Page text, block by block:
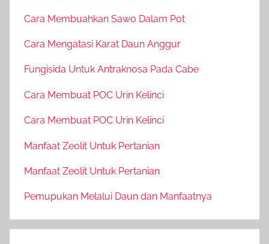
Cara Membuahkan Sawo Dalam Pot
Cara Mengatasi Karat Daun Anggur
Fungisida Untuk Antraknosa Pada Cabe
Cara Membuat POC Urin Kelinci
Cara Membuat POC Urin Kelinci
Manfaat Zeolit Untuk Pertanian
Manfaat Zeolit Untuk Pertanian
Pemupukan Melalui Daun dan Manfaatnya